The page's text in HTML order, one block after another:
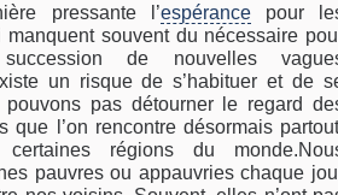
pressante l’espérancepour
souvent du nécessaire
de nouvelles
un risque de s’habituer et de
pas détourner le regard
que l’on rencontre désormais
régions du
pauvres ou appauvries chaque